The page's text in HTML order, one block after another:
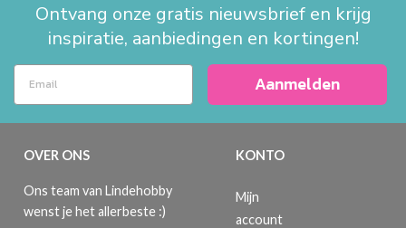
Ontvang onze gratis nieuwsbrief en krijg
inspiratie, aanbiedingen en kortingen!
Aanmelden
OVER ONS
Ons team van Lindehobby
wenst je het allerbeste :)
KONTO
Mijn
account